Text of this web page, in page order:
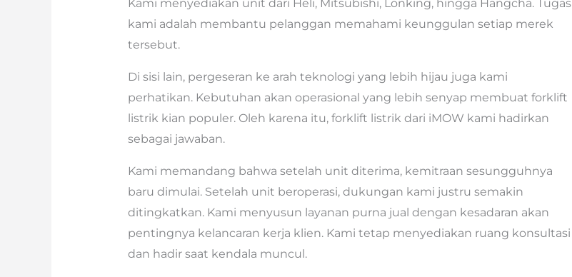
Kami menyediakan unit dari Heli, Mitsubishi, Lonking, hingga Hangcha. Tugas
kami adalah membantu pelanggan memahami keunggulan setiap merek
tersebut.
Di sisi lain, pergeseran ke arah teknologi yang lebih hijau juga kami
perhatikan. Kebutuhan akan operasional yang lebih senyap membuat forklift
listrik kian populer. Oleh karena itu, forklift listrik dari iMOW kami hadirkan
sebagai jawaban.
Kami memandang bahwa setelah unit diterima, kemitraan sesungguhnya
baru dimulai. Setelah unit beroperasi, dukungan kami justru semakin
ditingkatkan. Kami menyusun layanan purna jual dengan kesadaran akan
pentingnya kelancaran kerja klien. Kami tetap menyediakan ruang konsultasi
dan hadir saat kendala muncul.